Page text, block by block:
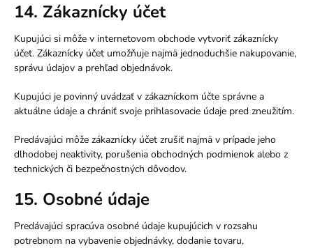
14. Zákaznícky účet
Kupujúci si môže v internetovom obchode vytvoriť zákaznícky
účet. Zákaznícky účet umožňuje najmä jednoduchšie nakupovanie,
správu údajov a prehľad objednávok.
Kupujúci je povinný uvádzať v zákazníckom účte správne a
aktuálne údaje a chrániť svoje prihlasovacie údaje pred zneužitím.
Predávajúci môže zákaznícky účet zrušiť najmä v prípade jeho
dlhodobej neaktivity, porušenia obchodných podmienok alebo z
technických či bezpečnostných dôvodov.
15. Osobné údaje
Predávajúci spracúva osobné údaje kupujúcich v rozsahu
potrebnom na vybavenie objednávky, dodanie tovaru,